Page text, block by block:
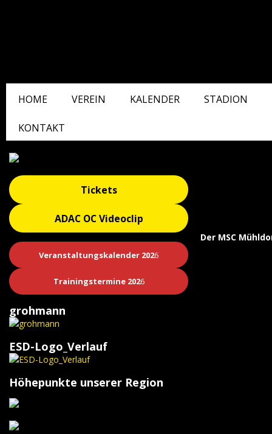
HOME VEREIN KALENDER STADION
KONTAKT
Der MSC
Tickets
ADAC OC Videoclip
Veranstaltungskalender 2026
Trainingstermine 2026
grohmann
ESD-Logo_Verlauf
Höhepunkte unserer Region